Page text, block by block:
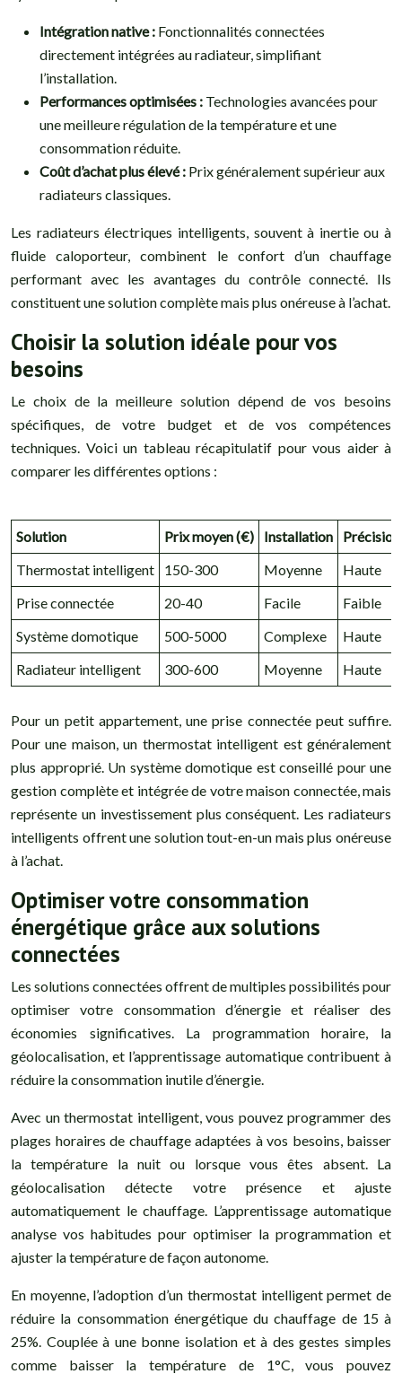
Intégration native : Fonctionnalités connectées
directement intégrées au radiateur, simplifiant
l’installation.
Performances optimisées : Technologies avancées pour
une meilleure régulation de la température et une
consommation réduite.
Coût d’achat plus élevé : Prix généralement supérieur aux
radiateurs classiques.
Les radiateurs électriques intelligents, souvent à inertie ou à
fluide caloporteur, combinent le confort d’un chauffage
performant avec les avantages du contrôle connecté. Ils
constituent une solution complète mais plus onéreuse à l’achat.
Choisir la solution idéale pour vos
besoins
Le choix de la meilleure solution dépend de vos besoins
spécifiques, de votre budget et de vos compétences
techniques. Voici un tableau récapitulatif pour vous aider à
comparer les différentes options :
Solution Prix moyen (€) Installation
Thermostat intelligent
150-300 Moyenne
Haute
Prise connectée
20-40 Facile
Faible
Système domotique
500-5000 Complexe
Haute
Radiateur intelligent
300-600 Moyenne Haute
Pour un petit appartement, une prise connectée peut suffire.
Pour une maison, un thermostat intelligent est généralement
plus approprié. Un système domotique est conseillé pour une
gestion complète et intégrée de votre maison connectée, mais
représente un investissement plus conséquent. Les radiateurs
intelligents offrent une solution tout-en-un mais plus onéreuse
à l’achat.
Optimiser votre consommation
énergétique grâce aux solutions
connectées
Les solutions connectées offrent de multiples possibilités pour
optimiser votre consommation d’énergie et réaliser des
économies significatives. La programmation horaire, la
géolocalisation, et l’apprentissage automatique contribuent à
réduire la consommation inutile d’énergie.
Avec un thermostat intelligent, vous pouvez programmer des
plages horaires de chauffage adaptées à vos besoins, baisser
la température la nuit ou lorsque vous êtes absent. La
géolocalisation détecte votre présence et ajuste
automatiquement le chauffage. L’apprentissage automatique
analyse vos habitudes pour optimiser la programmation et
ajuster la température de façon autonome.
En moyenne, l’adoption d’un thermostat intelligent permet de
réduire la consommation énergétique du chauffage de 15 à
25%. Couplée à une bonne isolation et à des gestes simples
comme baisser la température de 1°C, vous pouvez